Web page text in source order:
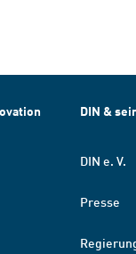
DIN &
DIN e. V.
Presse